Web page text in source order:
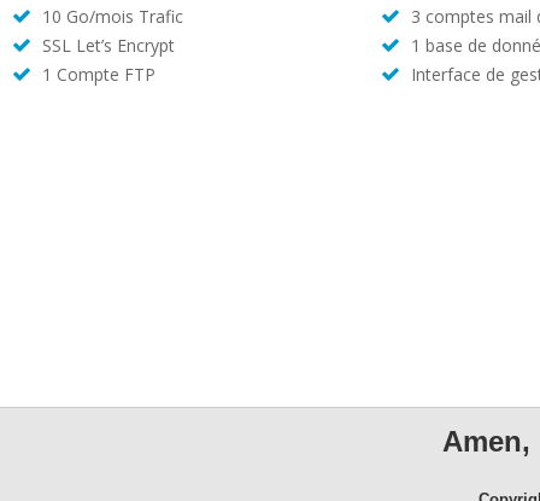
10 Go/mois Trafic
3 comptes mail
SSL Let’s Encrypt
1 base de
1 Compte FTP
Interface de